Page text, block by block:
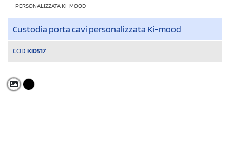
PERSONALIZZATA KI-MOOD
Custodia porta cavi personalizzata Ki-mood
COD. KI0517